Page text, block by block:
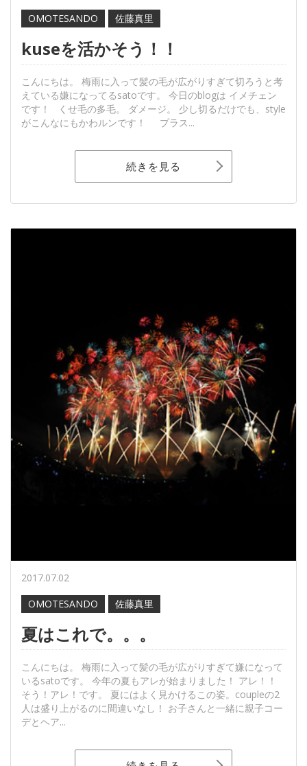
OMOTESANDO
佐藤真里
kuseを活かそう！！
こんにちは。 梅雨に入って髪の毛が広がりすぎて切ろうと考
えている嫌になってるsatoです。 今日のblogは イメチェン
です！ くせ毛の多毛。 ダメージ。 少し切るだけでも、style
がこんなにもかわルンです！ プラス...
続きを見る
2017.07.02
OMOTESANDO
佐藤真里
夏はこれで。。。
こんにちは。 梅雨に入って髪の毛が広がりすぎて嫌になって
いるsatoです。 今年の夏もアレが始まりました！ アレ！！
そう！アレ！です。 夏にはよく見かけるこの姿。coupleの2
人は盛り上がるのに間違いなし！ お子さんと一緒に親子コー
デとヘア...